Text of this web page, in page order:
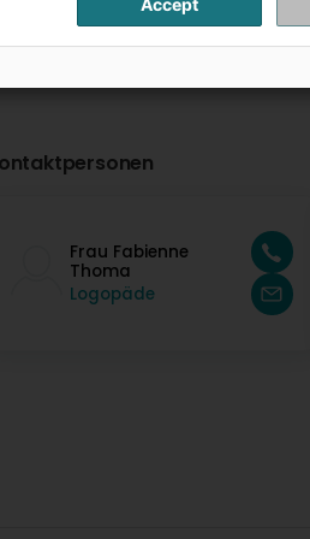
Frau Fabienne
Thoma
Logopäde
Accept